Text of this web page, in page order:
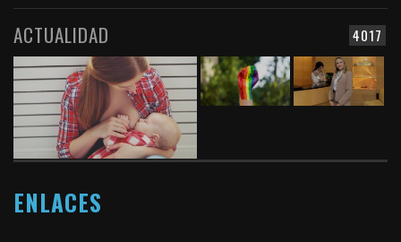
4017
ACTUALIDAD
ENLACES